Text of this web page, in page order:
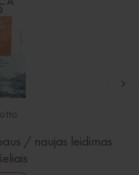
/ naujas leidimas